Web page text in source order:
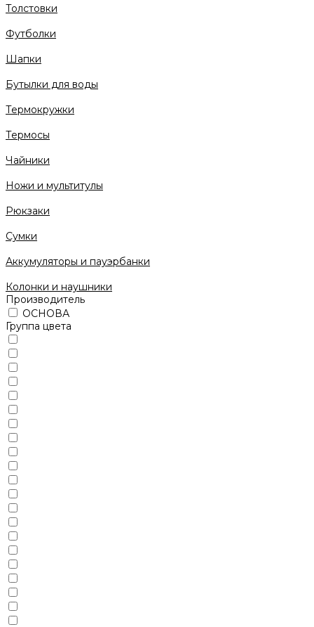
Толстовки
Футболки
Шапки
Бутылки для воды
Термокружки
Термосы
Чайники
Ножи и мультитулы
Рюкзаки
Сумки
Аккумуляторы и пауэрбанки
Колонки и наушники
Производитель
ОСНОВА
Группа цвета